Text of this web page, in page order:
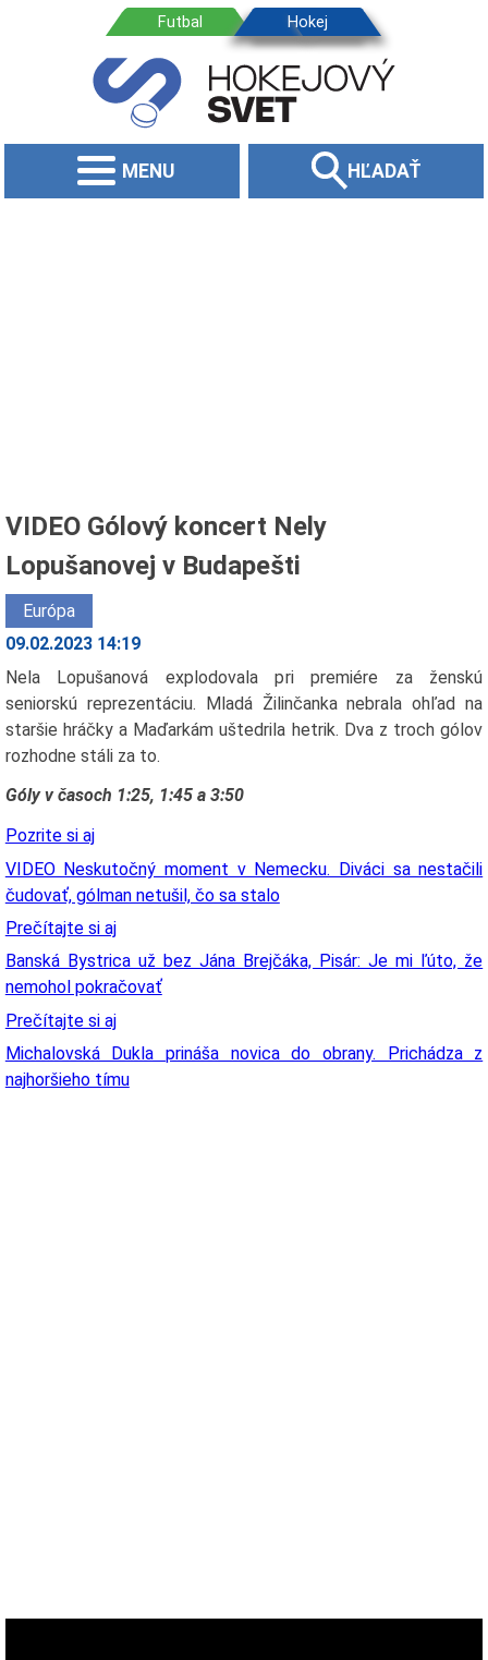
MENU HĽADAŤ
VIDEO Gólový koncert Nely
Lopušanovej v Budapešti
Európa
09.02.2023 14:19
Nela Lopušanová explodovala pri premiére za ženskú
seniorskú reprezentáciu. Mladá Žilinčanka nebrala ohľad na
staršie hráčky a Maďarkám uštedrila hetrik. Dva z troch gólov
rozhodne stáli za to.
Góly v časoch 1:25, 1:45 a 3:50
Pozrite si aj
VIDEO Neskutočný moment v Nemecku. Diváci sa nestačili
čudovať, gólman netušil, čo sa stalo
Prečítajte si aj
Banská Bystrica už bez Jána Brejčáka, Pisár: Je mi ľúto, že
nemohol pokračovať
Prečítajte si aj
Michalovská Dukla prináša novica do obrany. Prichádza z
najhoršieho tímu